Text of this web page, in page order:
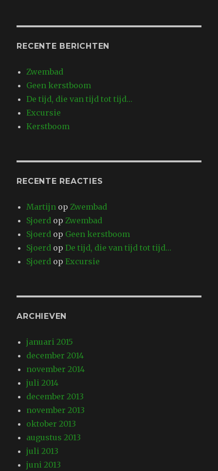
RECENTE BERICHTEN
Zwembad
Geen kerstboom
De tijd, die van tijd tot tijd…
Excursie
Kerstboom
RECENTE REACTIES
Martijn opZwembad
Sjoerd opZwembad
Sjoerd op Geen kerstboom
Sjoerd opDe tijd, die van tijd tot tijd…
Sjoerd opExcursie
ARCHIEVEN
januari 2015
december 2014
november 2014
juli 2014
december 2013
november 2013
oktober 2013
augustus 2013
juli 2013
juni 2013